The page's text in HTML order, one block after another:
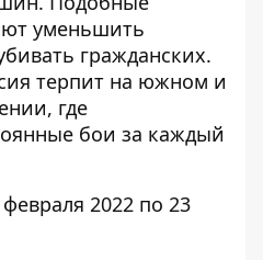
уменьшить
гражданских.
терпит на южном и
где
бои за каждый
2022 по 23